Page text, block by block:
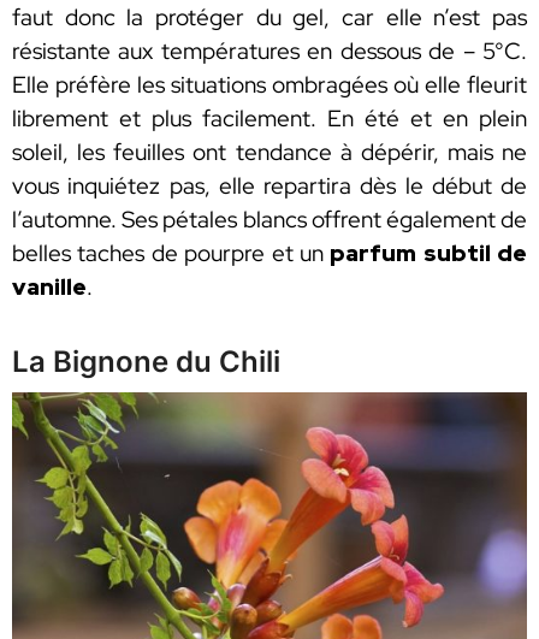
faut donc la protéger du gel, car elle n’est pas
résistante aux températures en dessous de – 5°C.
Elle préfère les situations ombragées où elle fleurit
librement et plus facilement. En été et en plein
soleil, les feuilles ont tendance à dépérir, mais ne
vous inquiétez pas, elle repartira dès le début de
l’automne. Ses pétales blancs offrent également de
belles taches de pourpre et un parfum subtil de
vanille.
La Bignone du Chili